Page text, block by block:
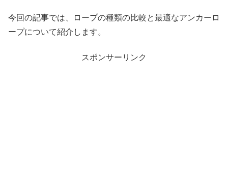
今回の記事では、ロープの種類の比較と最適なアンカーロ
ープについて紹介します。
スポンサーリンク